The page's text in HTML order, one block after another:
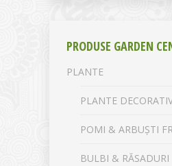
PRODUSE GARDEN
PLANTE
PLANTE
POMI & ARBUȘTI
BULBI & RĂSADURI